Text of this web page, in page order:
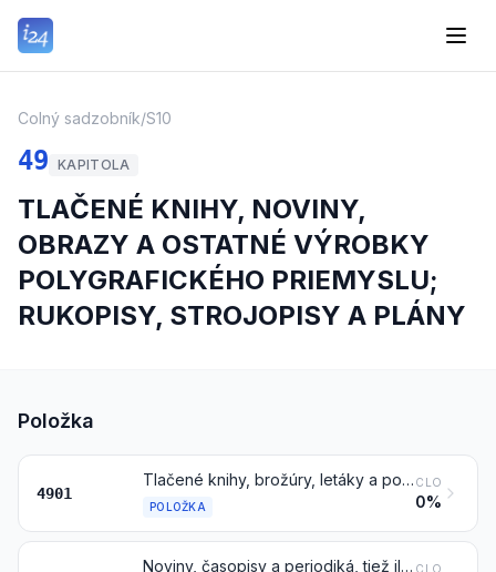
Colný sadzobník/S10
49 KAPITOLA
TLAČENÉ KNIHY, NOVINY,
OBRAZY A OSTATNÉ VÝROBKY
POLYGRAFICKÉHO PRIEMYSLU;
RUKOPISY, STROJOPISY A PLÁNY
Položka
4901
Tlačené knihy, brožúry, letáky a podobné tlačoviny, tiež v jednotlivých listoch
POLOŽKA
CLO
0%
Noviny, časopisy a periodiká, tiež ilustrované alebo obsahujúce reklamný materiál CLO